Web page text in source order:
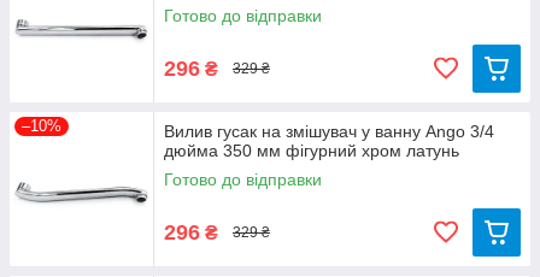
Готово до відправки
296 ₴ 329 ₴
–10%
Вилив гусак на змішувач у ванну Ango 3/4
дюйма 350 мм фігурний хром латунь
Готово до відправки
296 ₴ 329 ₴